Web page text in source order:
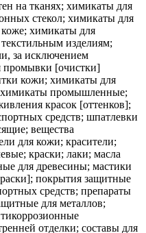
на тканях; химикаты для
стекол; химикаты для
химикаты для
изделиям;
за исключением
промывки [очистки]
кожи; химикаты для
химикаты промышленные;
красок [оттенков];
средств; шпатлевки
вещества
для кожи; красители;
краски; лаки; масла
для древесины; мастики
покрытия защитные
средств; препараты
для металлов;
отделки; составы для